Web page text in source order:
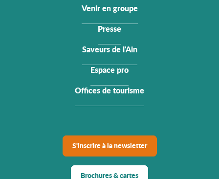
Venir en groupe
Presse
Saveurs de l'Ain
Espace pro
Offices de tourisme
S'inscrire à la newsletter
Brochures & cartes